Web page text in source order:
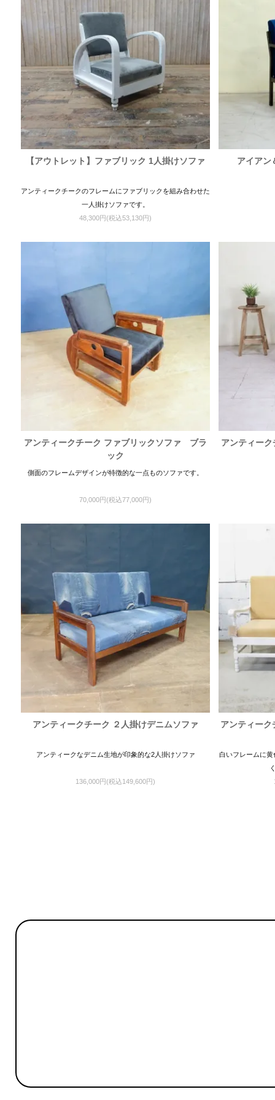
【アウトレット】ファブリック 1人掛けソファ
アンティークチークのフレームにファブリックを組み合わせた
一人掛けソファです。
48,300円(税込53,130円)
アイアン
アンティークチーク ファブリックソファ ブラ
ック
側面のフレームデザインが特徴的な一点ものソファです。
70,000円(税込77,000円)
アンティー
アンティークチーク ２人掛けデニムソファ
アンティークなデニム生地が印象的な2人掛けソファ
136,000円(税込149,600円)
アンティー
白いフレームに